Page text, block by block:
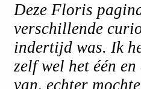
Deze Floris
verschillende
indertijd was. Ik
zelf wel het één
van, echter